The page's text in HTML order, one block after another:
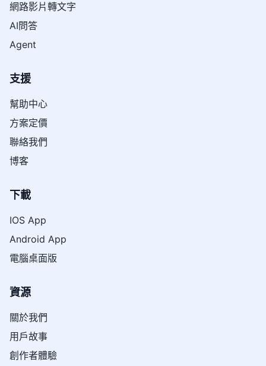
網路影片轉文字
AI問答
Agent
支援
幫助中心
方案定價
聯絡我們
博客
下載
IOS App
Android App
電腦桌面版
資源
關於我們
用戶故事
創作者體驗